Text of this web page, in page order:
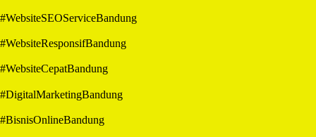
#WebsiteSEOServiceBandung
#WebsiteResponsifBandung
#WebsiteCepatBandung
#DigitalMarketingBandung
#BisnisOnlineBandung